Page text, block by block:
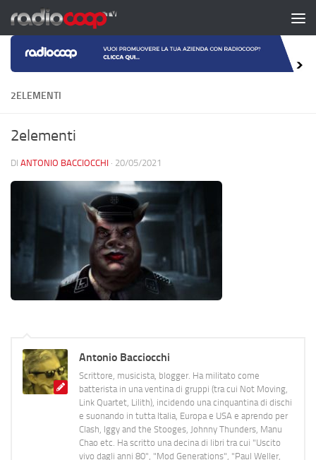
Salta al contenuto
2ELEMENTI
2elementi
DI ANTONIO BACCIOCCHI · 20/05/2021
Antonio Bacciocchi
Scrittore, musicista, blogger. Ha militato come
batterista in una ventina di gruppi (tra cui Not Moving,
Link Quartet, Lilith), incidendo una cinquantina di dischi
e suonando in tutta Italia, Europa e USA e aprendo per
Clash, Iggy and the Stooges, Johnny Thunders, Manu
Chao etc. Ha scritto una decina di libri tra cui "Uscito
vivo dagli anni 80", "Mod Generations", "Paul Weller,